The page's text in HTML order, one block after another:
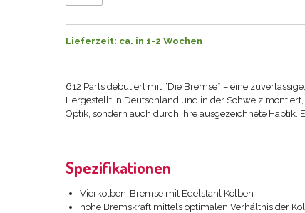
Lieferzeit: ca. in 1-2 Wochen
612 Parts debütiert mit “Die Bremse” – eine
Hergestellt in Deutschland und in der Schweiz
Optik, sondern auch durch ihre ausgezeichnete Haptik.
Spezifikationen
Vierkolben-Bremse mit Edelstahl Kolben
hohe Bremskraft mittels optimalen Verhältnis der